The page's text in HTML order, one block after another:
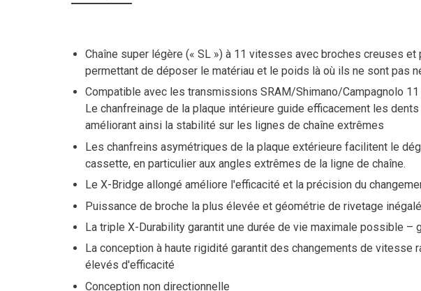
Chaîne super légère (« SL ») à 11 vitesses avec broches creuses
permettant de déposer le matériau et le poids là où ils ne sont pas
Compatible avec les transmissions SRAM/Shimano/Campagnolo
Le chanfreinage de la plaque intérieure guide efficacement les
améliorant ainsi la stabilité sur les lignes de chaîne extrêmes
Les chanfreins asymétriques de la plaque extérieure facilitent le
cassette, en particulier aux angles extrêmes de la ligne de chaîne.
Le X-Bridge allongé améliore l'efficacité et la précision du
Puissance de broche la plus élevée et géométrie de rivetage
La triple X-Durability garantit une durée de vie maximale possible –
La conception à haute rigidité garantit des changements de vitesse
élevés d'efficacité
Conception non directionnelle